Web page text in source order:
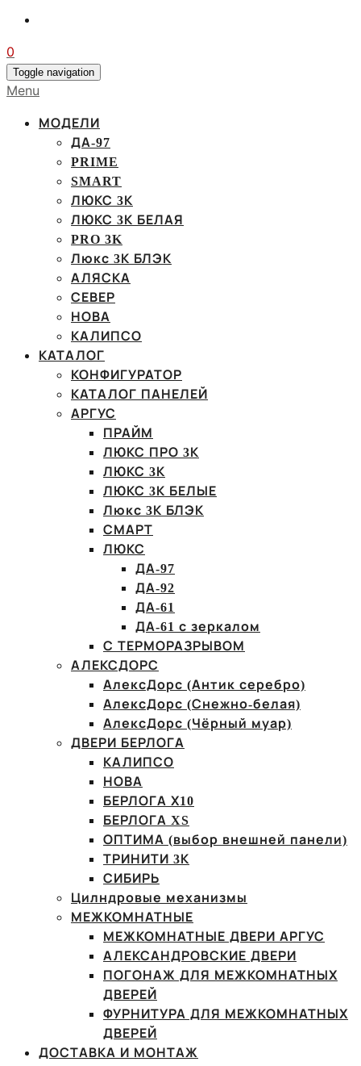
0
Toggle navigation
Menu
МОДЕЛИ
ДА-97
PRIME
SMART
ЛЮКС 3К
ЛЮКС 3К БЕЛАЯ
PRO 3K
Люкс 3К БЛЭК
АЛЯСКА
СЕВЕР
НОВА
КАЛИПСО
КАТАЛОГ
КОНФИГУРАТОР
КАТАЛОГ ПАНЕЛЕЙ
АРГУС
ПРАЙМ
ЛЮКС ПРО 3К
ЛЮКС 3К
ЛЮКС 3К БЕЛЫЕ
Люкс 3К БЛЭК
СМАРТ
ЛЮКС
ДА-97
ДА-92
ДА-61
ДА-61 с зеркалом
С ТЕРМОРАЗРЫВОМ
АЛЕКСДОРС
АлексДорс (Антик серебро)
АлексДорс (Снежно-белая)
АлексДорс (Чёрный муар)
ДВЕРИ БЕРЛОГА
КАЛИПСО
НОВА
БЕРЛОГА Х10
БЕРЛОГА XS
ОПТИМА (выбор внешней панели)
ТРИНИТИ 3К
СИБИРЬ
Цилндровые механизмы
МЕЖКОМНАТНЫЕ
МЕЖКОМНАТНЫЕ ДВЕРИ АРГУС
АЛЕКСАНДРОВСКИЕ ДВЕРИ
ПОГОНАЖ ДЛЯ МЕЖКОМНАТНЫХ
ДВЕРЕЙ
ФУРНИТУРА ДЛЯ МЕЖКОМНАТНЫХ
ДВЕРЕЙ
ДОСТАВКА И МОНТАЖ